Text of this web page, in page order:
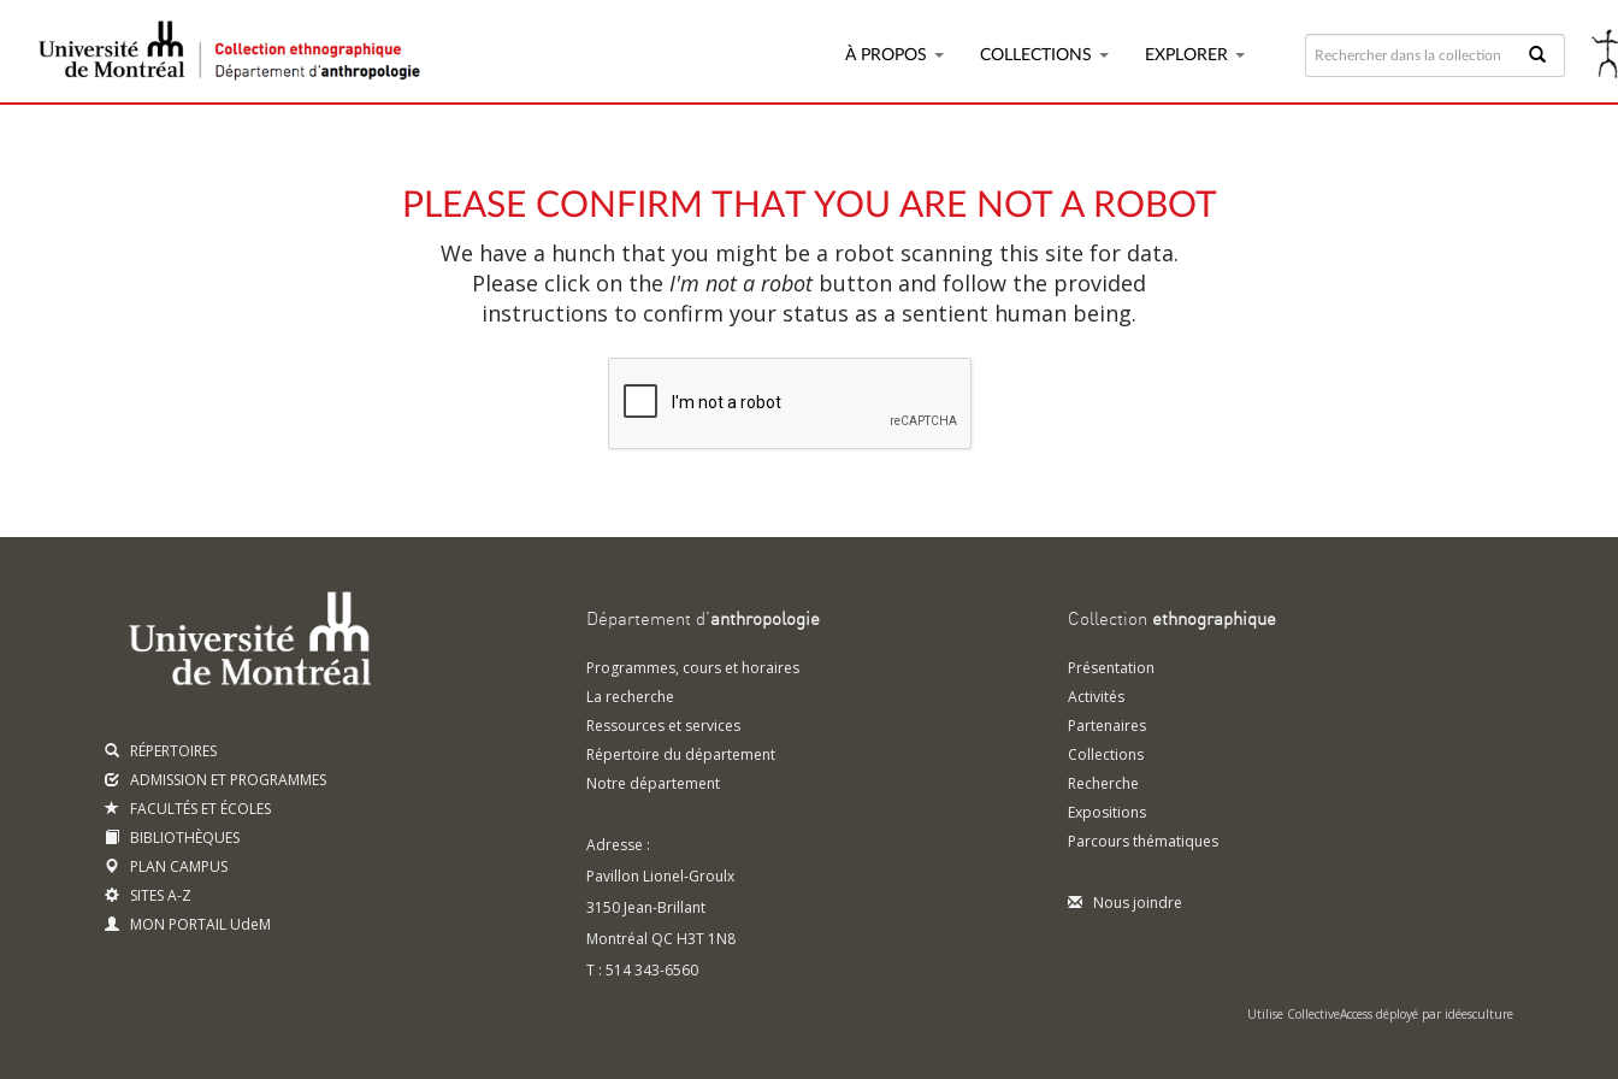
À PROPOS COLLECTIONS EXPLORER
PLEASE CONFIRM THAT YOU ARE NOT A ROBOT
We have a hunch that you might be a robot scanning this site for data.
Please click on the I'm not a robotbutton and follow the provided
instructions to confirm your status as a sentient human being.
RÉPERTOIRES
ADMISSION ET PROGRAMMES
FACULTÉS ET ÉCOLES
BIBLIOTHÈQUES
PLAN CAMPUS
SITES A-Z
MON PORTAIL UdeM
Département d'anthropologie
Programmes, cours et horaires
La recherche
Ressources et services
Répertoire du département
Notre département
Adresse :
Pavillon Lionel-Groulx
3150 Jean-Brillant
Montréal QC H3T 1N8
T : 514 343-6560
Collection ethnographique
Présentation
Activités
Partenaires
Collections
Recherche
Expositions
Parcours thématiques
Nous joindre
Utilise CollectiveAccess déployé par idéesculture